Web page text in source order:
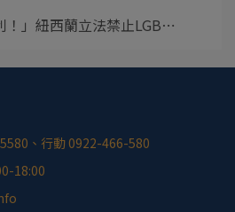
！」紐西蘭立法禁止LGB⋯
、行動 0922-466-580
18:00